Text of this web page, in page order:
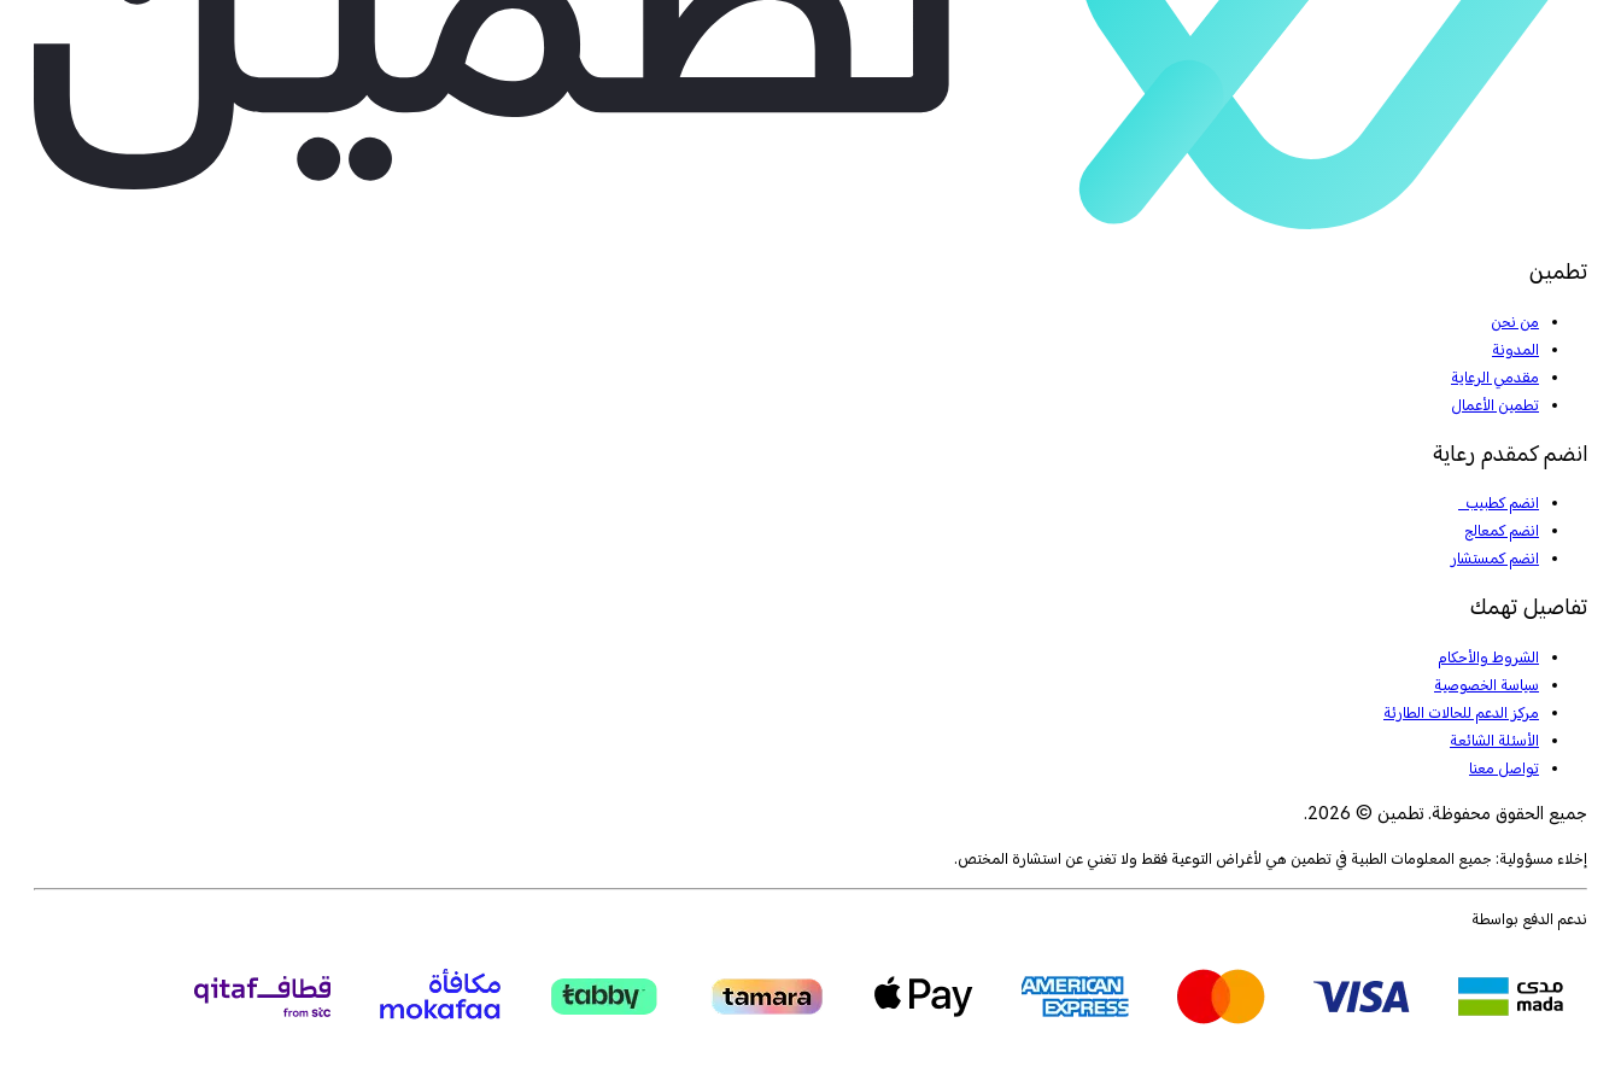
تطمين
من نحن
المدونة
مقدمي الرعاية
تطمين الأعمال
انضم كمقدم رعاية
انضم كطبيب
انضم كمعالج
انضم كمستشار
تفاصيل تهمك
الشروط والأحكام
سياسة الخصوصية
مركز الدعم للحالات الطارئة
الأسئلة الشائعة
تواصل معنا
جميع الحقوق محفوظة. تطمين © 2026.
إخلاء مسؤولية: جميع المعلومات الطبية في تطمين هي لأغراض التوعية فقط ولا تغني عن استشارة المختص.
ندعم الدفع بواسطة